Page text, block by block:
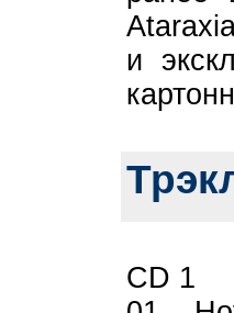
и
CD 1